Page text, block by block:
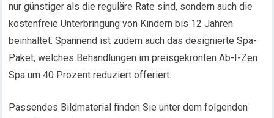
nur günstiger als die reguläre Rate sind, sondern auch die
kostenfreie Unterbringung von Kindern bis 12 Jahren
beinhaltet. Spannend ist zudem auch das designierte Spa-
Paket, welches Behandlungen im preisgekrönten Ab-I-Zen
Spa um 40 Prozent reduziert offeriert.
Passendes Bildmaterial finden Sie unter dem folgenden